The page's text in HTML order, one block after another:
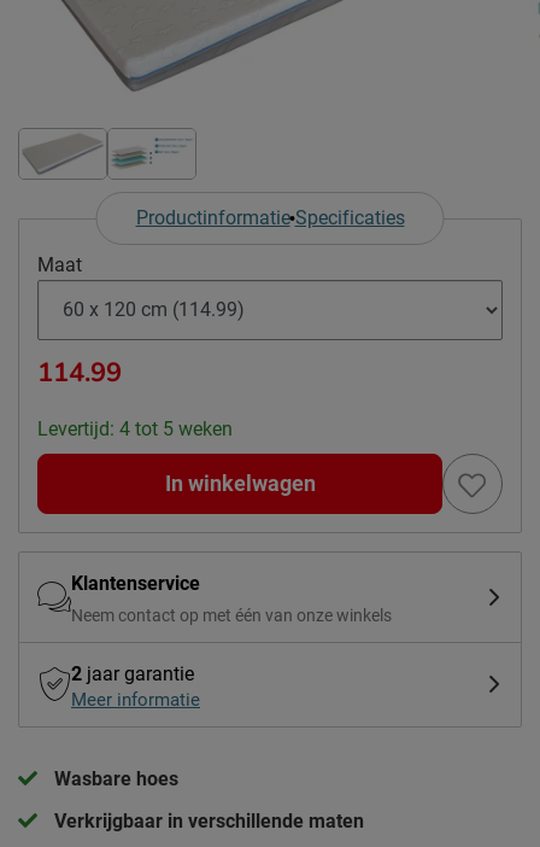
Productinformatie Specificaties
Maat
114.99
Levertijd: 4 tot 5 weken
In winkelwagen
Klantenservice
Neem contact op met één van onze winkels
2 jaar garantie
Meer informatie
Wasbare hoes
Verkrijgbaar in verschillende maten